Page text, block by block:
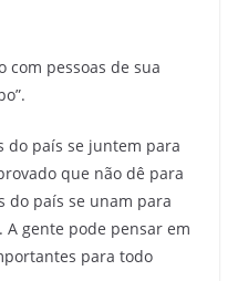
com pessoas de sua
do país se juntem para
que não dê para
do país se unam para
gente pode pensar em
para todo